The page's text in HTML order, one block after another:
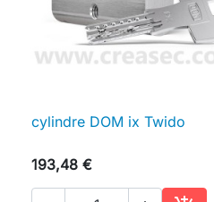
 Aperçu rapide
cylindre DOM ix Twido
193,48 €